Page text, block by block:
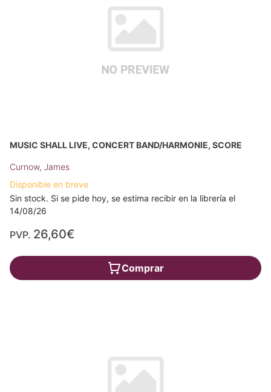
MUSIC SHALL LIVE, CONCERT BAND/HARMONIE, SCORE
Curnow, James
Disponible en breve
Sin stock. Si se pide hoy, se estima recibir en la librería el
14/08/26
PVP. 26,60€
Comprar